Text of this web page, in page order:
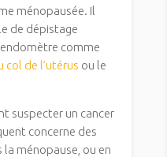
ménopausée. Il
de dépistage
comme
col de l’utérus ou le
suspecter un cancer
concerne des
la ménopause, ou en